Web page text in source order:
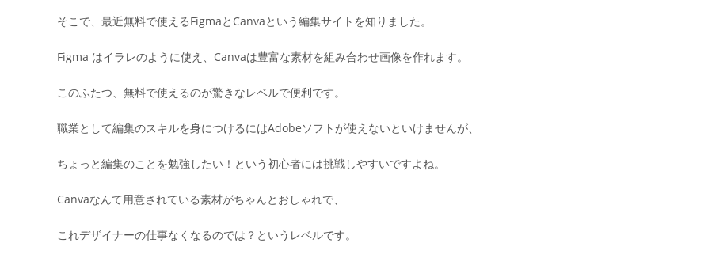
そこで、最近無料で使えるFigmaとCanvaという編集サイトを知りました。
Figma はイラレのように使え、Canvaは豊富な素材を組み合わせ画像を作れます。
このふたつ、無料で使えるのが驚きなレベルで便利です。
職業として編集のスキルを身につけるにはAdobeソフトが使えないといけませんが、
ちょっと編集のことを勉強したい！という初心者には挑戦しやすいですよね。
Canvaなんて用意されている素材がちゃんとおしゃれで、
これデザイナーの仕事なくなるのでは？というレベルです。